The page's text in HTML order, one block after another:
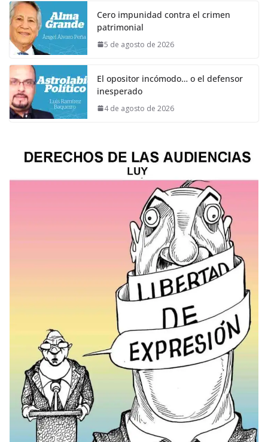
Cero impunidad contra el crimen
patrimonial
5 de agosto de 2026
El opositor incómodo… o el defensor
inesperado
4 de agosto de 2026